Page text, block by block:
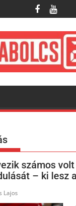
számos
– ki lesz
Lajos